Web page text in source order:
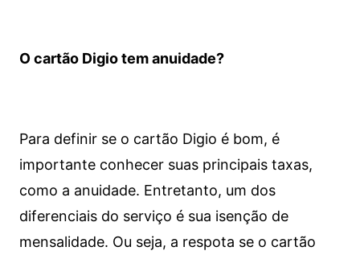
O cartão Digio tem anuidade?
Para definir se o cartão Digio é bom, é
importante conhecer suas principais taxas,
como a anuidade. Entretanto, um dos
diferenciais do serviço é sua isenção de
mensalidade. Ou seja, a respota se o cartão